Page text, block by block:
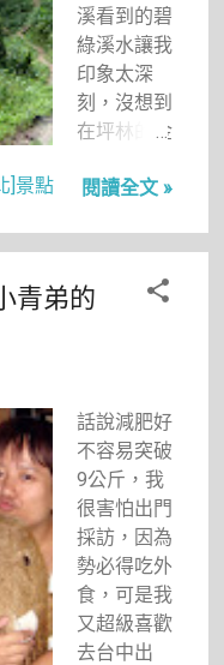
溪看到的碧
綠溪水讓我
印象太深
刻，沒想到
在坪林的金
也再次看到
動的美麗溪
林，這個地
去採訪過茶
博館，連茶
餐都沒吃
過。雪山隧
道通車後，
坪林的觀光
事業陷入停
擺的狀態，
遊客不來，
]景點 閱讀全文 »
青弟的
話說減肥好
不容易突破
9公斤，我
很害怕出門
採訪，因為
勢必得吃外
食，可是我
又超級喜歡
去台中出